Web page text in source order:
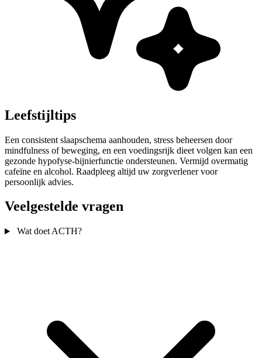
Leefstijltips
Een consistent slaapschema aanhouden, stress beheersen door
mindfulness of beweging, en een voedingsrijk dieet volgen kan een
gezonde hypofyse-bijnierfunctie ondersteunen. Vermijd overmatig
cafeïne en alcohol. Raadpleeg altijd uw zorgverlener voor
persoonlijk advies.
Veelgestelde vragen
Wat doet ACTH?